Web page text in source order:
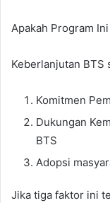
Apakah Program
Keberlanjutan BTS
Komitmen
Dukungan
BTS
Adopsi
Jika tiga faktor ini